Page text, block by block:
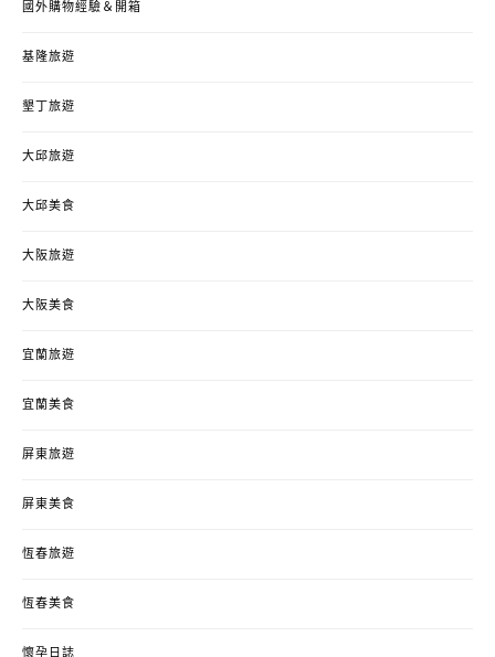
國外購物經驗＆開箱
基隆旅遊
墾丁旅遊
大邱旅遊
大邱美食
大阪旅遊
大阪美食
宜蘭旅遊
宜蘭美食
屏東旅遊
屏東美食
恆春旅遊
恆春美食
懷孕日誌